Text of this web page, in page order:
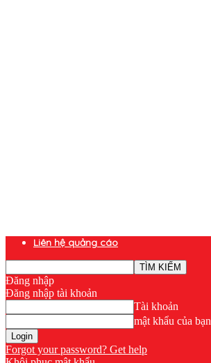
Liên hệ quảng cáo
Đăng nhập
Đăng nhập tài khoản
Tài khoản
mật khẩu của bạn
Forgot your password? Get help